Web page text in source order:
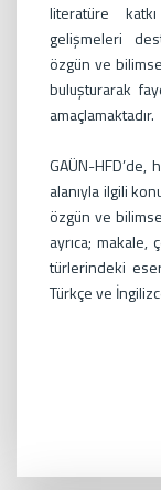
literatüre
gelişmeleri
özgün ve
buluşturarak
amaçlamaktadır.
GAÜN-HFD’de,
alanıyla ilgili
özgün ve
ayrıca;
türlerindeki
Türkçe ve